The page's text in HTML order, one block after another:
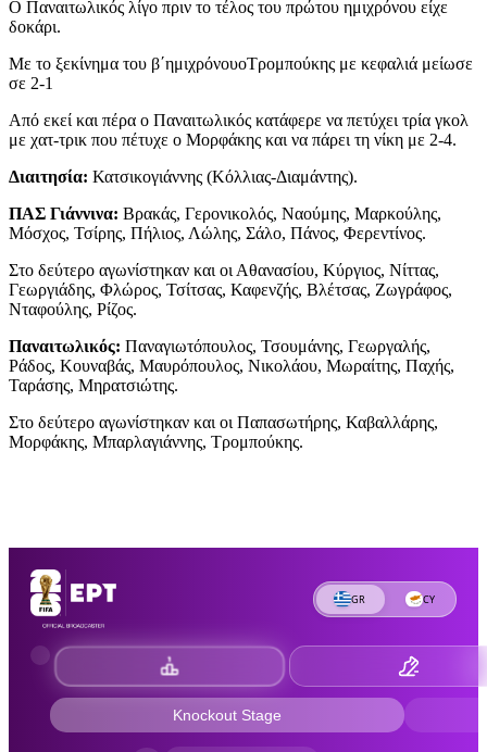
Ο Παναιτωλικός λίγο πριν το τέλος του πρώτου ημιχρόνου είχε
δοκάρι.
Με το ξεκίνημα του β΄ημιχρόνουοΤρομπούκης με κεφαλιά μείωσε
σε 2-1
Από εκεί και πέρα ο Παναιτωλικός κατάφερε να πετύχει τρία γκολ
με χατ-τρικ που πέτυχε ο Μορφάκης και να πάρει τη νίκη με 2-4.
Διαιτησία: Κατσικογιάννης (Κόλλιας-Διαμάντης).
ΠΑΣ Γιάννινα: Βρακάς, Γερονικολός, Ναούμης, Μαρκούλης,
Μόσχος, Τσίρης, Πήλιος, Λώλης, Σάλο, Πάνος, Φερεντίνος.
Στο δεύτερο αγωνίστηκαν και οι Αθανασίου, Κύργιος, Νίττας,
Γεωργιάδης, Φλώρος, Τσίτσας, Καφενζής, Βλέτσας, Ζωγράφος,
Νταφούλης, Ρίζος.
Παναιτωλικός: Παναγιωτόπουλος, Τσουμάνης, Γεωργαλής,
Ράδος, Κουναβάς, Μαυρόπουλος, Νικολάου, Μωραίτης, Παχής,
Ταράσης, Μηρατσιώτης.
Στο δεύτερο αγωνίστηκαν και οι Παπασωτήρης, Καβαλλάρης,
Μορφάκης, Μπαρλαγιάννης, Τρομπούκης.